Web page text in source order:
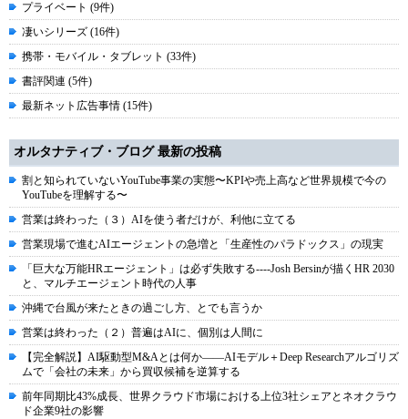
プライベート (9件)
凄いシリーズ (16件)
携帯・モバイル・タブレット (33件)
書評関連 (5件)
最新ネット広告事情 (15件)
オルタナティブ・ブログ 最新の投稿
割と知られていないYouTube事業の実態〜KPIや売上高など世界規模で今の
YouTubeを理解する〜
営業は終わった（３）AIを使う者だけが、利他に立てる
営業現場で進むAIエージェントの急増と「生産性のパラドックス」の現実
「巨大な万能HRエージェント」は必ず失敗する----Josh Bersinが描くHR 2030
と、マルチエージェント時代の人事
沖縄で台風が来たときの過ごし方、とでも言うか
営業は終わった（２）普遍はAIに、個別は人間に
【完全解説】AI駆動型M&Aとは何か――AIモデル＋Deep Researchアルゴリズ
ムで「会社の未来」から買収候補を逆算する
前年同期比43%成長、世界クラウド市場における上位3社シェアとネオクラウ
ド企業9社の影響